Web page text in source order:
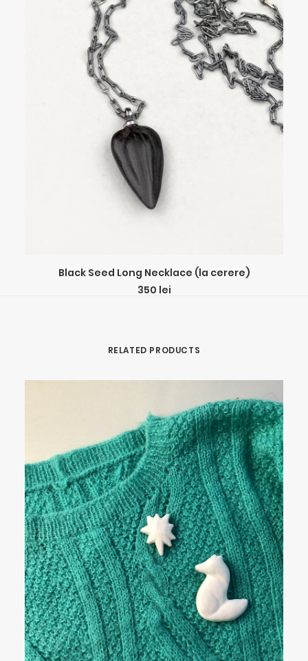
ADD TO CART
Black Seed Long Necklace (la cerere)
350 lei
RELATED PRODUCTS